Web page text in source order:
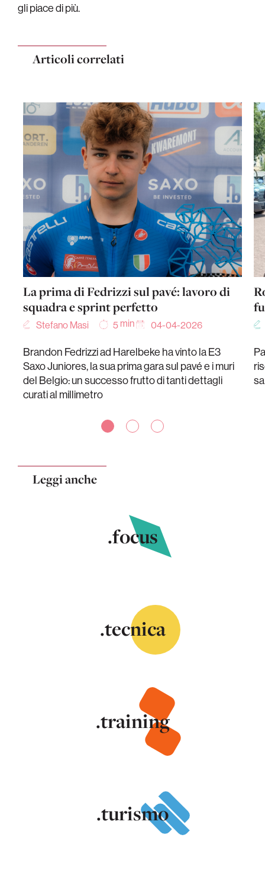
gli piace di più.
Articoli correlati
La prima di Fedrizzi sul pavé: lavoro di
squadra e sprint perfetto
Stefano Masi 5 min 04-04-2026
Brandon Fedrizzi ad Harelbeke ha vinto la E3
Saxo Juniores, la sua prima gara sul pavé e i muri
del Belgio: un successo frutto di tanti dettagli
curati al millimetro
Leggi anche
.focus
.tecnica
.training
.turismo